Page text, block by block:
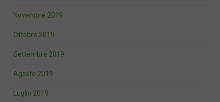
Novembre 2019
Ottobre 2019
Settembre 2019
Agosto 2019
Luglio 2019